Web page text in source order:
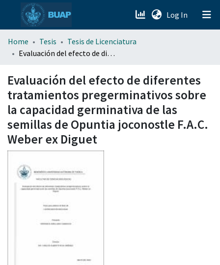
Log In (current)
menu.section.about_menu
Home Tesis
Tesis de Licenciatura
Evaluación del efecto de diferentes tratamientos pregerminativos sobre la capacidad germinativa de las semillas de Opuntia joconostle F.A.C. Weber ex Diguet
Evaluación del efecto de diferentes
tratamientos pregerminativos sobre
la capacidad germinativa de las
semillas de Opuntia joconostle F.A.C.
Weber ex Diguet